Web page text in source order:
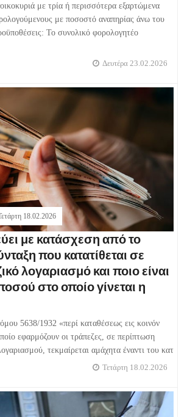
με τρία ή περισσότερα εξαρτώμενα
με ποσοστό αναπηρίας άνω του
Το συνολικό φορολογητέο
Δευτέρα 23.02.2026
18.02.2026
με κατάσχεση από το
που κατατίθεται σε
λογαριασμό και ποιο είναι
στο οποίο γίνεται η
5638/1932 «περί καταθέσεως εις κοινόν
εφαρμόζουν οι τράπεζες, σε περίπτωση
τεκμαίρεται αμάχητα έναντι του κατ
Τετάρτη 18.02.2026